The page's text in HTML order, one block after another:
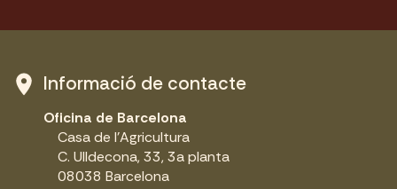
Informació de contacte
Oficina de Barcelona
Casa de l'Agricultura
C. Ulldecona, 33, 3a planta
08038 Barcelona